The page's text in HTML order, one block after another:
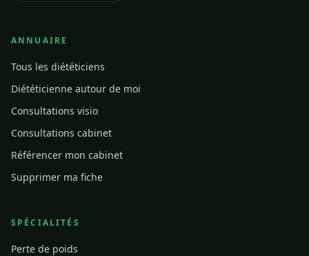
ANNUAIRE
Tous les diététiciens
Diététicienne autour de moi
Consultations visio
Consultations cabinet
Référencer mon cabinet
Supprimer ma fiche
SPÉCIALITÉS
Perte de poids